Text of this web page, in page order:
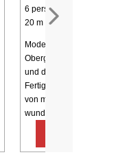
6 personen, 82 m²
20 m naar de kust.
Moderne und komfortable
Obergeschoss mit Blick
und den Yachthafen.
Fertigstellung im Mai
von morgens bis abends
wunderschönen